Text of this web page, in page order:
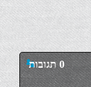
0 תגובות